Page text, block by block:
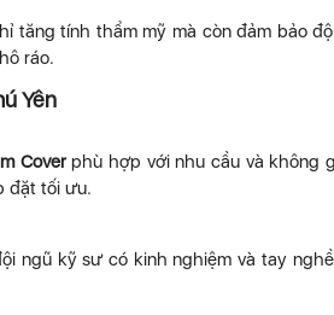
tăng tính thẩm mỹ mà còn đảm bảo
ráo.
Yên
Coverphù hợp với nhu cầu và không
đặt tối ưu.
ngũ kỹ sư có kinh nghiệm và tay